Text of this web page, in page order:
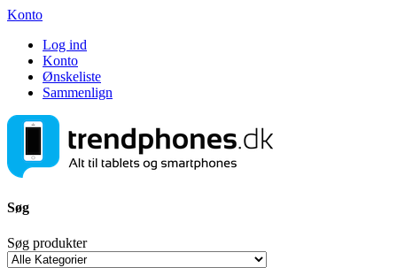
Konto
Log ind
Konto
Ønskeliste
Sammenlign
Søg
Søg produkter